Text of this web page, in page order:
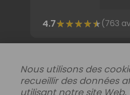
4.7 (763
Nous utilisons des
recueillir des données
utilisant notre site